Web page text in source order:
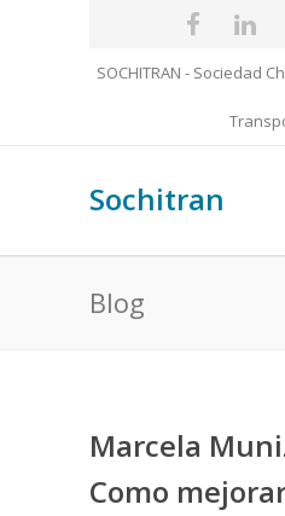
SOCHITRAN - Sociedad
Sochitran
Blog
Marcela
Como